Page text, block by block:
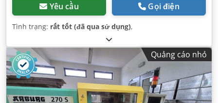
Yêu cầu Gọi điện
Tình trạng: rất tốt (đã qua sử dụng),
Quảng cáo nhỏ